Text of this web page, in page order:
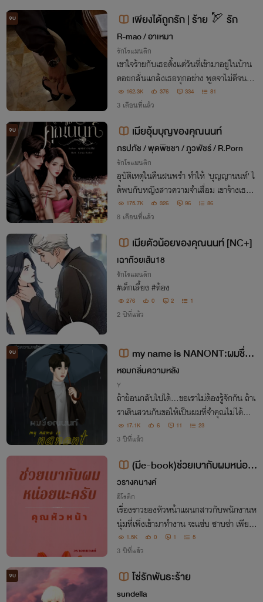
จบ เพียงได้ถูกรัก | ร้าย 🏹 รัก
R-mao / อาเหมา
รักโรแมนติก
เขาใจร้ายกับเธอตั้งแต่วันที่เข้ามาอยู่ในบ้าน
คอยกลั่นแกล้งเธอทุกอย่าง พูดจาไม่ดีจนทำ
ให้เธอต้องเสียใจอยู่บ่อยๆ "ทำไมคุณต้องใจ
ร้ายกับทับทิม ใจดีกับทับทิมหน่อยไม่ได้เหร
162.3K 376 334 81
3 เดือนที่แล้ว
จบ เมียอุ้มบุญของคุณนนท์
ภรปภัช / พุดพิชชา / ภูวพัชร์ / R.Porn
รักโรแมนติก
อุบัติเหตุในคืนฝนพรำ ทำให้ 'บุญญานนท์' ไ
ด้พบกับหญิงสาวความจำเสื่อม เขาจ้างเธอม
าเป็น 'เมียอุ้มบุญ' เพียงเพื่อจะได้มีทายาทสั
กคนให้ตระกูล ทว่ายิ่งได้อยู่ใกล้ชิดกันหัวใจก
175.7K 326 96 86
8 เดือนที่แล้ว
เมียตัวน้อยของคุณนนท์ [NC+]
เฉาก๊วยเส้น18
รักโรแมนติก
#เด็กเลี้ยง #ท้อง
276 0 2 1
2 ปีที่แล้ว
จบ
my name is NANONT:ผมชื่อ
ณนนท์
หอมกลิ่นความหลัง
Y
ถ้าย้อนกลับไปได้...ขอเราไม่ต้องรู้จักกัน ถ้าเ
ราเดินสวนกันขอให้เป็นผมที่จำคุณไม่ได้...แ
ละถ้าเป็นไปได้หากพรุ่งนี้ยังมี ขอให้ความจำ
ผมเสื่อมแล้วไม่มีคุณอยู่ในนั้น
17.1K 6 11 23
3 ปีที่แล้ว
(มีe-book)ช่วยเบากับผมหน่อย
นะครับคุณหัวหน้า
วรางคนางค์
อีโรติก
เรื่องราวของหัวหน้าแผนกสาวกับพนักงานห
นุ่มที่เพิ่งเข้ามาทำงาน จะแซ่บ ซาบซ่า เพียงใ
ด ต้องติดตามนะคะ
1.5K 0 1 5
3 ปีที่แล้ว
จบ โซ่รักพันธะร้าย
sundella